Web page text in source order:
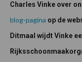
Charles Vinke over
blog-pagina op de
Ditmaal wijdt Vinke